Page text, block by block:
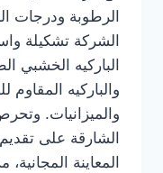
الرطوبة ودرجات
الشركة تشكيلة
الباركيه الخشبي
والباركيه المقاوم
والميزانيات.
الشارقة على
المعاينة المجانية،